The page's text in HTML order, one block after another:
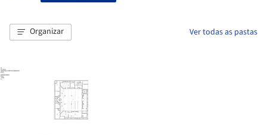
Organizar Ver todas as pastas